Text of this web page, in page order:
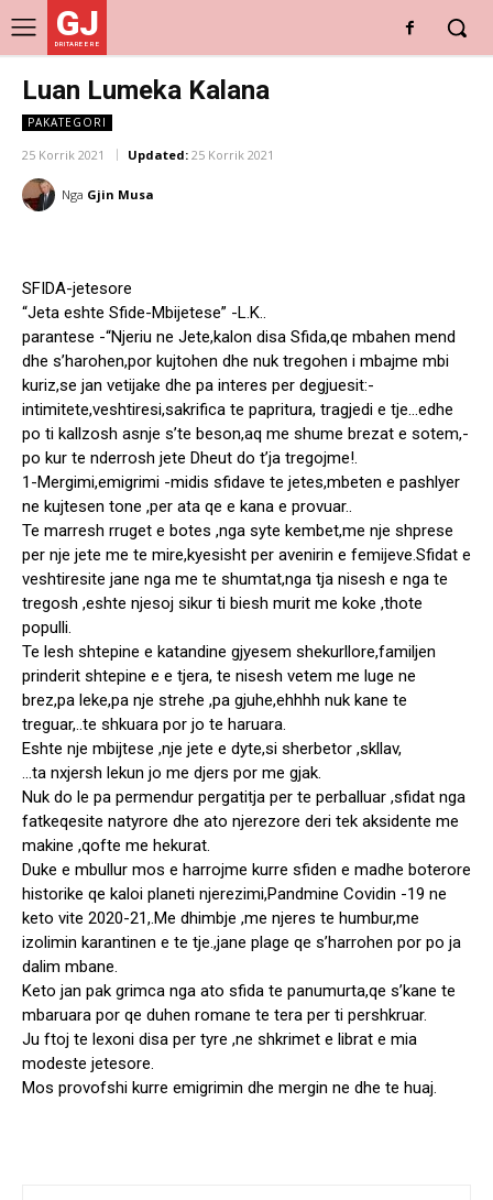
GJ
DRITARE E RE
Luan Lumeka Kalana
PAKATEGORI
25 Korrik 2021 Updated: 25 Korrik 2021
Nga Gjin Musa
SFIDA-jetesore
“Jeta eshte Sfide-Mbijetese” -L.K..
parantese -“Njeriu ne Jete,kalon disa Sfida,qe mbahen mend
dhe s’harohen,por kujtohen dhe nuk tregohen i mbajme mbi
kuriz,se jan vetijake dhe pa interes per degjuesit:-
intimitete,veshtiresi,sakrifica te papritura, tragjedi e tje…edhe
po ti kallzosh asnje s’te beson,aq me shume brezat e sotem,-
po kur te nderrosh jete Dheut do t’ja tregojme!.
1-Mergimi,emigrimi -midis sfidave te jetes,mbeten e pashlyer
ne kujtesen tone ,per ata qe e kana e provuar..
Te marresh rruget e botes ,nga syte kembet,me nje shprese
per nje jete me te mire,kyesisht per avenirin e femijeve.Sfidat e
veshtiresite jane nga me te shumtat,nga tja nisesh e nga te
tregosh ,eshte njesoj sikur ti biesh murit me koke ,thote
populli.
Te lesh shtepine e katandine gjyesem shekurllore,familjen
prinderit shtepine e e tjera, te nisesh vetem me luge ne
brez,pa leke,pa nje strehe ,pa gjuhe,ehhhh nuk kane te
treguar,..te shkuara por jo te haruara.
Eshte nje mbijtese ,nje jete e dyte,si sherbetor ,skllav,
…ta nxjersh lekun jo me djers por me gjak.
Nuk do le pa permendur pergatitja per te perballuar ,sfidat nga
fatkeqesite natyrore dhe ato njerezore deri tek aksidente me
makine ,qofte me hekurat.
Duke e mbullur mos e harrojme kurre sfiden e madhe boterore
historike qe kaloi planeti njerezimi,Pandmine Covidin -19 ne
keto vite 2020-21,.Me dhimbje ,me njeres te humbur,me
izolimin karantinen e te tje.,jane plage qe s’harrohen por po ja
dalim mbane.
Keto jan pak grimca nga ato sfida te panumurta,qe s’kane te
mbaruara por qe duhen romane te tera per ti pershkruar.
Ju ftoj te lexoni disa per tyre ,ne shkrimet e librat e mia
modeste jetesore.
Mos provofshi kurre emigrimin dhe mergin ne dhe te huaj.